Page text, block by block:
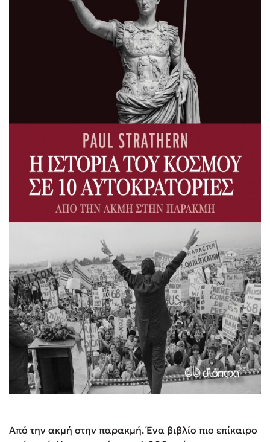
Από την ακμή στην παρακμή. Ένα βιβλίο πιο επίκαιρο